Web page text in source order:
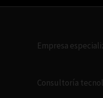
Empresa
Consultoría